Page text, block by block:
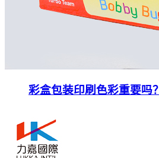
彩盒包装印刷色彩重要吗？